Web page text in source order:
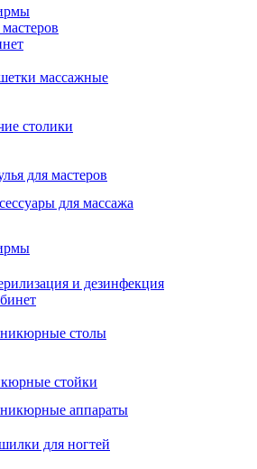
массажные
столики
для мастеров
для массажа
и дезинфекция
столы
стойки
аппараты
для ногтей